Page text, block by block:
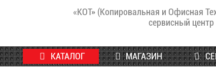
«КОТ» (Копировальная и Офисная
сервисный
КАТАЛОГ МАГАЗИН